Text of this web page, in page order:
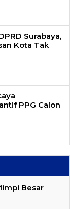
Surabaya,
Kota Tak
PPG Calon
Besar